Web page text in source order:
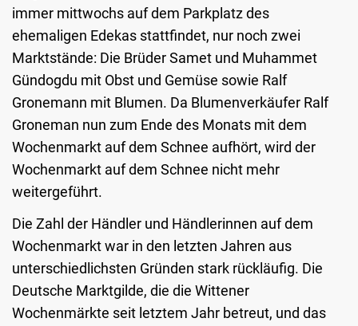
immer mittwochs auf dem Parkplatz des
ehemaligen Edekas stattfindet, nur noch zwei
Marktstände: Die Brüder Samet und Muhammet
Gündogdu mit Obst und Gemüse sowie Ralf
Gronemann mit Blumen. Da Blumenverkäufer Ralf
Groneman nun zum Ende des Monats mit dem
Wochenmarkt auf dem Schnee aufhört, wird der
Wochenmarkt auf dem Schnee nicht mehr
weitergeführt.
Die Zahl der Händler und Händlerinnen auf dem
Wochenmarkt war in den letzten Jahren aus
unterschiedlichsten Gründen stark rückläufig. Die
Deutsche Marktgilde, die die Wittener
Wochenmärkte seit letztem Jahr betreut, und das